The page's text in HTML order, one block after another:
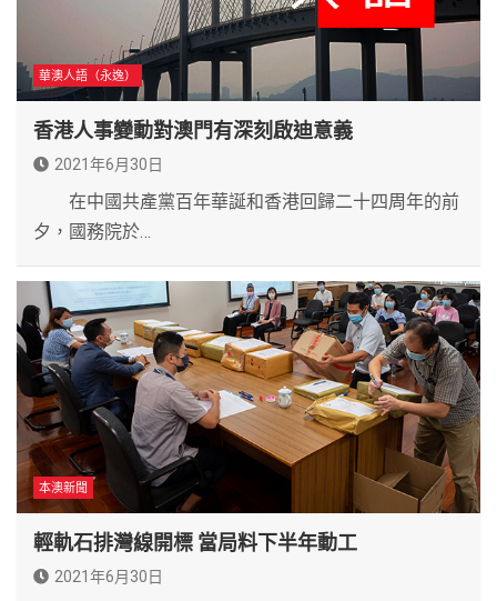
華澳人語（永逸）
香港人事變動對澳門有深刻啟迪意義
2021年6月30日
在中國共產黨百年華誕和香港回歸二十四周年的前
夕，國務院於…
本澳新聞
輕軌石排灣線開標 當局料下半年動工
2021年6月30日